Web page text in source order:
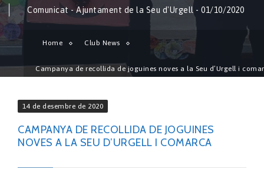
Comunicat - Ajuntament de la Seu d'Urgell - 01/10/2020
Home Club News
Campanya de recollida de joguines noves a la Seu d’Urgell i
14 de desembre de 2020
CAMPANYA DE RECOLLIDA DE JOGUINES
NOVES A LA SEU D’URGELL I COMARCA